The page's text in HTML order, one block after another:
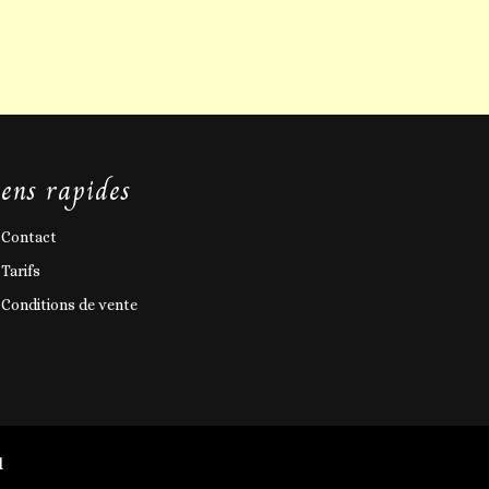
rapides
Contact
Tarifs
Conditions de vente